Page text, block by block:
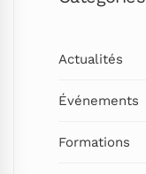
Actualités
Événements
Formations